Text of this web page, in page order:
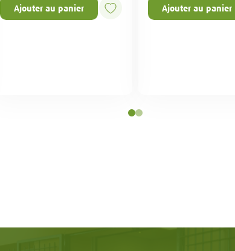
Ajouter au panier Ajouter au panier